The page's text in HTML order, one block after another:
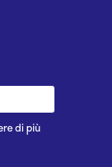
di più